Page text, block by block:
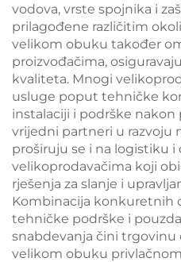
vodova, vrste spojnika i
prilagođene različitim
velikom obuku također
proizvođačima,
kvaliteta. Mnogi
usluge poput tehničke
instalaciji i podrške nakon
vrijedni partneri u razvoju
proširuju se i na logistiku i
velikoprodavačima koji
rješenja za slanje i
Kombinacija konkuretnih
tehničke podrške i
snabdevanja čini
velikom obuku